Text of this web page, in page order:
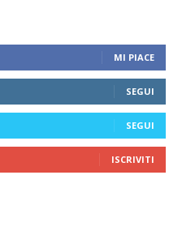
MI PIACE
SEGUI
SEGUI
ISCRIVITI